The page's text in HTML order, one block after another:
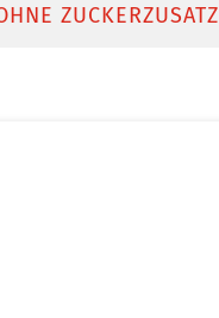
ZUCKERZUSATZ